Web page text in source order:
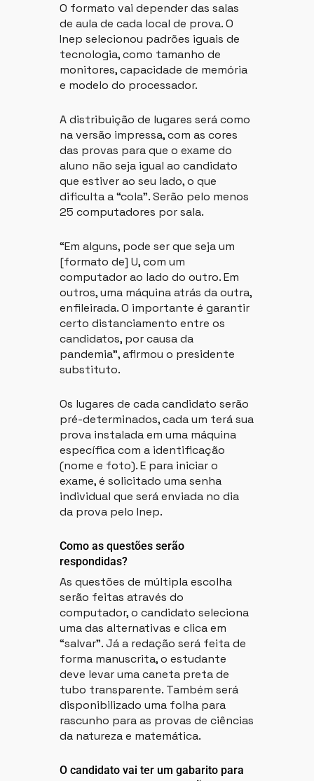
O formato vai depender das salas
de aula de cada local de prova. O
Inep selecionou padrões iguais de
tecnologia, como tamanho de
monitores, capacidade de memória
e modelo do processador.
A distribuição de lugares será como
na versão impressa, com as cores
das provas para que o exame do
aluno não seja igual ao candidato
que estiver ao seu lado, o que
dificulta a “cola”. Serão pelo menos
25 computadores por sala.
“Em alguns, pode ser que seja um
[formato de] U, com um
computador ao lado do outro. Em
outros, uma máquina atrás da outra,
enfileirada. O importante é garantir
certo distanciamento entre os
candidatos, por causa da
pandemia”, afirmou o presidente
substituto.
Os lugares de cada candidato serão
pré-determinados, cada um terá sua
prova instalada em uma máquina
específica com a identificação
(nome e foto). E para iniciar o
exame, é solicitado uma senha
individual que será enviada no dia
da prova pelo Inep.
Como as questões serão
respondidas?
As questões de múltipla escolha
serão feitas através do
computador, o candidato seleciona
uma das alternativas e clica em
“salvar”. Já a redação será feita de
forma manuscrita, o estudante
deve levar uma caneta preta de
tubo transparente. Também será
disponibilizado uma folha para
rascunho para as provas de ciências
da natureza e matemática.
O candidato vai ter um gabarito para